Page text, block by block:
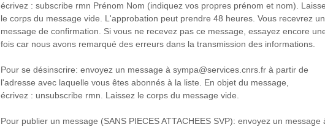
écrivez : subscribe rmn Prénom Nom (indiquez vos propres prénom et nom).
le corps du message vide. L'approbation peut prendre 48 heures. Vous recevrez un
message de confirmation. Si vous ne recevez pas ce message, essayez encore
fois car nous avons remarqué des erreurs dans la transmission des informations.
Pour se désinscrire: envoyez un message à sympa@services.cnrs.fr à partir de
l'adresse avec laquelle vous êtes abonnés à la liste. En objet du message,
écrivez : unsubscribe rmn. Laissez le corps du message vide.
Pour publier un message (SANS PIECES ATTACHEES SVP): envoyez un message